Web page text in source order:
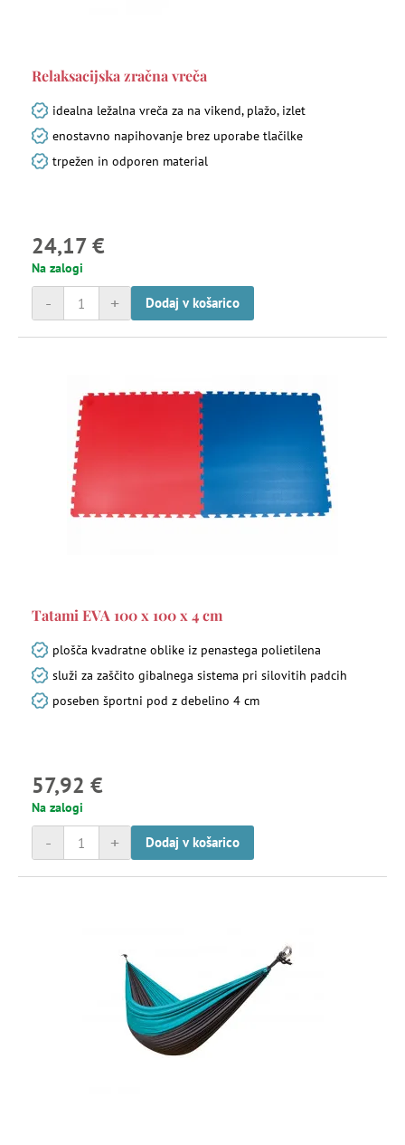
Relaksacijska zračna vreča
idealna ležalna vreča za na vikend, plažo, izlet
enostavno napihovanje brez uporabe tlačilke
trpežen in odporen material
24,17 €
Na zalogi
+
- Dodaj v košarico
Tatami EVA 100 x 100 x 4 cm
plošča kvadratne oblike iz penastega polietilena
služi za zaščito gibalnega sistema pri silovitih padcih
poseben športni pod z debelino 4 cm
57,92 €
Na zalogi
+
- Dodaj v košarico